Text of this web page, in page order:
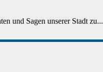
und Sagen unserer Stadt zu...